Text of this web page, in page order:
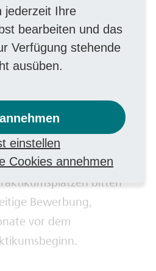
passenden
nimmt
Zeit in Anspruch.
der großen
bitten
Bewerbung,
vor dem
jederzeit Ihre
bearbeiten und das
Verfügung stehende
ausüben.
einstellen
Cookies annehmen